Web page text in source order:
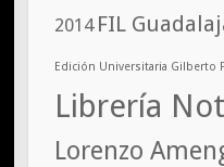
2014 FIL
Edición Universitaria Gilberto
Librería
Lorenzo